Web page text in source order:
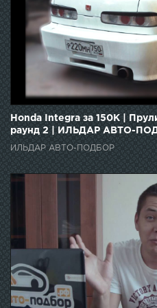
Honda Integra за 150К |
раунд 2 | ИЛЬДАР АВТО-
ИЛЬДАР АВТО-ПОДБОР